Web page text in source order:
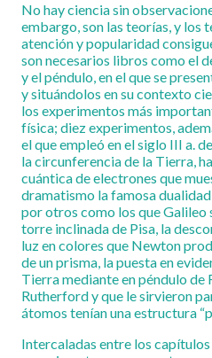
No hay ciencia sin
embargo, son las teorías, y los
atención y popularidad
son necesarios libros como el
y el péndulo, en el que se
y situándolos en su contexto
los experimentos más
física; diez experimentos,
el que empleó en el siglo III a.
la circunferencia de la Tierra,
cuántica de electrones que
dramatismo la famosa
por otros como los que Galileo
torre inclinada de Pisa, la
luz en colores que Newton
de un prisma, la puesta en
Tierra mediante en péndulo de
Rutherford y que le sirvieron
átomos tenían una estructura
Intercaladas entre los